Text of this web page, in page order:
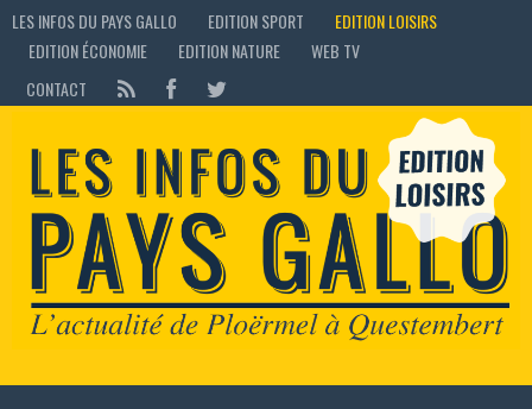
LES INFOS DU PAYS GALLO EDITION SPORT
EDITION LOISIRS
EDITION ÉCONOMIE
EDITION NATURE
WEB TV
CONTACT